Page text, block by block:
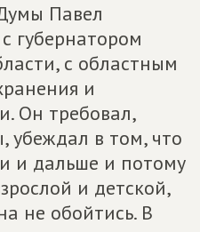
Павел
губернатором
с областным
и
Он требовал,
убеждал в том, что
и дальше и потому
и детской,
не обойтись. В